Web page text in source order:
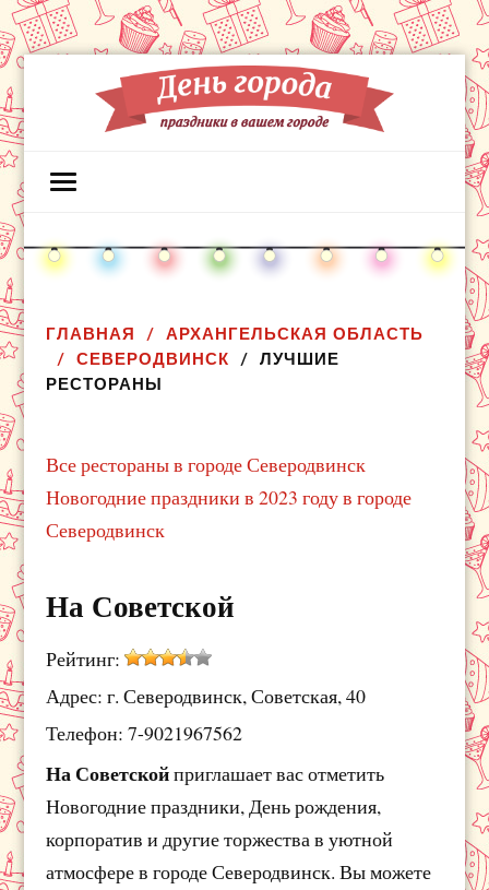
ГЛАВНАЯ
АРХАНГЕЛЬСКАЯ ОБЛАСТЬ
СЕВЕРОДВИНСК
ЛУЧШИЕ
РЕСТОРАНЫ
Все рестораны в городе Северодвинск
Новогодние праздники в 2023 году в городе
Северодвинск
На Советской
Рейтинг:
Адрес: г. Северодвинск, Советская, 40
Телефон: 7-9021967562
На Советскойприглашает вас отметить
Новогодние праздники, День рождения,
корпоратив и другие торжества в уютной
атмосфере в городе Северодвинск. Вы можете